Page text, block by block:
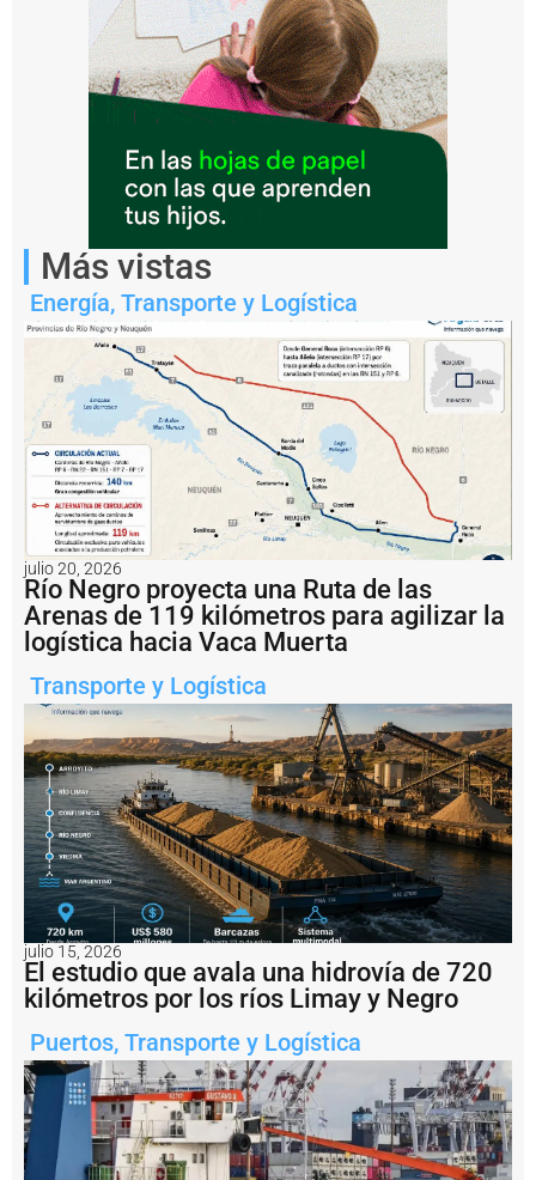
Notas
relacionadas
E
e
r
t
d
o
c
k
S
u
d
p
r
ti
c
i
p
ó
d
e
E
x
p
E
m
p
l
e
Más vistas
Energía, Transporte y Logística
julio 20, 2026
Río Negro proyecta una Ruta de las
Arenas de 119 kilómetros para agilizar la
logística hacia Vaca Muerta
Transporte y Logística
julio 15, 2026
El estudio que avala una hidrovía de 720
kilómetros por los ríos Limay y Negro
Puertos, Transporte y Logística